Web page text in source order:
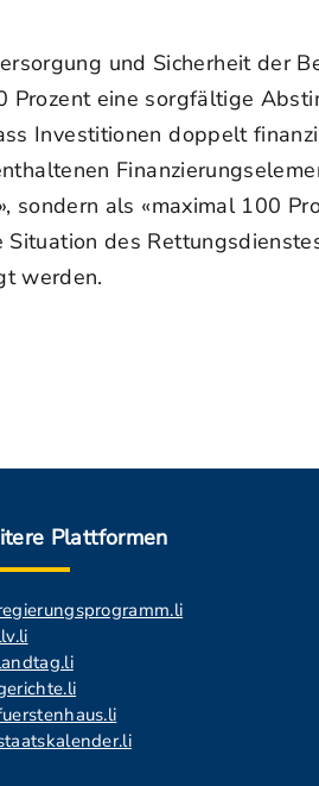
und Sicherheit der
Prozent eine sorgfältige
Investitionen doppelt
sondern als «maximal 100
des
werden.
Plattformen